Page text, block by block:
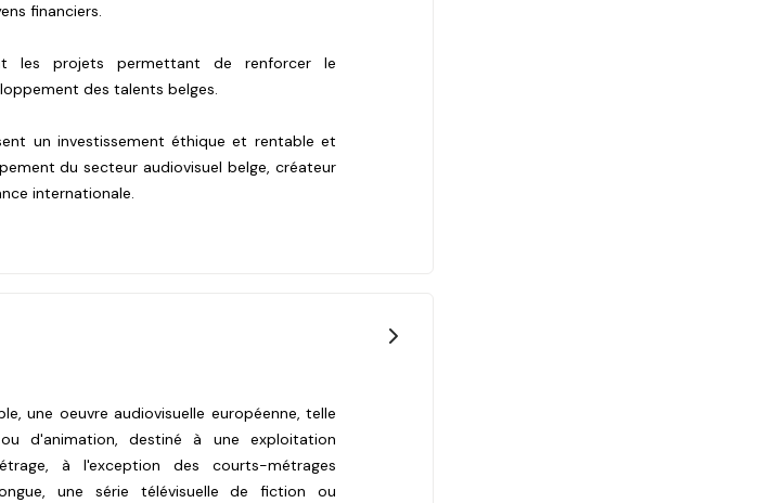
financiers.
les projets permettant de renforcer le
des talents belges.
un investissement éthique et rentable et
du secteur audiovisuel belge, créateur
internationale.
une oeuvre audiovisuelle européenne, telle
d'animation, destiné à une exploitation
à l'exception des courts-métrages
une série télévisuelle de fiction ou